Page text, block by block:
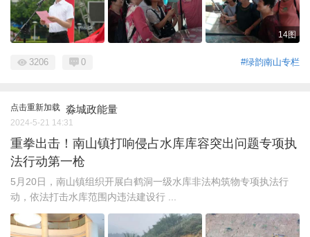
14图
#绿韵南山专栏
3206 0
点击重新加载 淼城政能量
2024-5-21 14:31
重拳出击！南山镇打响侵占水库库容突出问题专项执
法行动第一枪
5月20日，南山镇组织开展白鹤洞一级水库非法构筑物专项执法行
动，依法打击水库范围内违法建设行 ...